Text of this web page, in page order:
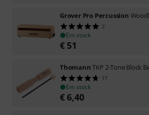
Grover Pro Percussion
2
Em stock
€ 51
ThomannTKP 2-Tone Block
17
Em stock
€ 6,40